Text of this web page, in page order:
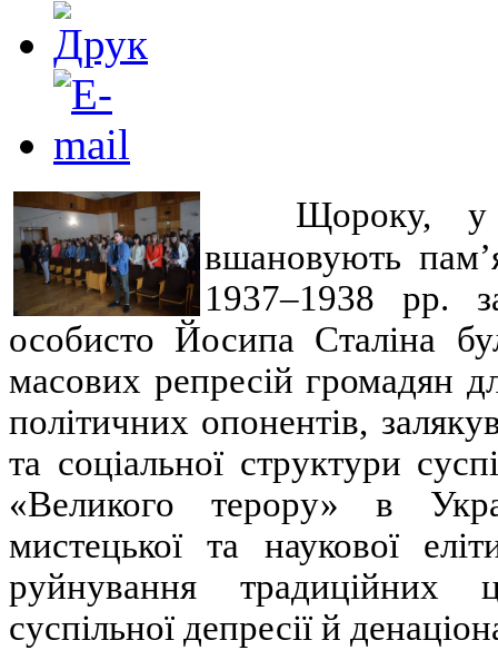
Щороку, у
вшановують
1937–1938 рр.
особисто Йосипа Сталіна
масових репресій громадян
політичних опонентів,
та соціальної структури
«Великого терору» в
мистецької та наукової
руйнування традиційних
суспільної депресії й